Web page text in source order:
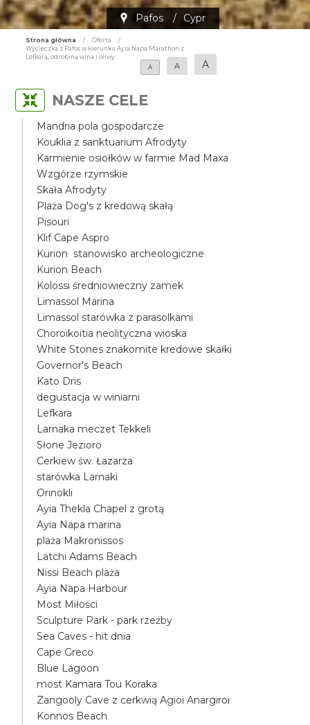
Pafos / Cypr
Strona główna / Oferta
/
Wycieczka z Pafos w kierunku Ayia Napa Marathon z
Lefkarą, odrobiną wina i oliwy
A
A A
NASZE CELE
Mandria pola gospodarcze
Kouklia z sanktuarium Afrodyty
Karmienie osiołków w farmie Mad Maxa
Wzgórze rzymskie
Skała Afrodyty
Plaża Dog's z kredową skałą
Pisouri
Klif Cape Aspro
Kurion stanowisko archeologiczne
Kurion Beach
Kolossi średniowieczny zamek
Limassol Marina
Limassol starówka z parasolkami
Choroikoitia neolityczna wioska
White Stones znakomite kredowe skałki
Governor's Beach
Kato Dris
degustacja w winiarni
Lefkara
Larnaka meczet Tekkeli
Słone Jezioro
Cerkiew św. Łazarza
starówka Larnaki
Orinokli
Ayia Thekla Chapel z grotą
Ayia Napa marina
plaża Makronissos
Latchi Adams Beach
Nissi Beach plaża
Ayia Napa Harbour
Most Miłości
Sculpture Park - park rzeźby
Sea Caves - hit dnia
Cape Greco
Blue Lagoon
most Kamara Tou Koraka
Zangooly Cave z cerkwią Agioi Anargiroi
Konnos Beach